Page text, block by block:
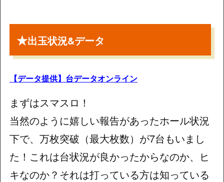
★出玉状況&データ
【データ提供】台データオンライン
まずはスマスロ！
当然のように嬉しい報告があったホール状況
下で、万枚突破（最大枚数）が7台もいまし
た！これは台状況が良かったからなのか、ヒ
キなのか？それは打っている方は知っている